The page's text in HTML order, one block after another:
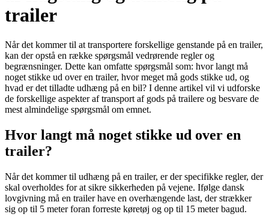
trailer
Når det kommer til at transportere forskellige genstande på en trailer,
kan der opstå en række spørgsmål vedrørende regler og
begrænsninger. Dette kan omfatte spørgsmål som: hvor langt må
noget stikke ud over en trailer, hvor meget må gods stikke ud, og
hvad er det tilladte udhæng på en bil? I denne artikel vil vi udforske
de forskellige aspekter af transport af gods på trailere og besvare de
mest almindelige spørgsmål om emnet.
Hvor langt må noget stikke ud over en
trailer?
Når det kommer til udhæng på en trailer, er der specifikke regler, der
skal overholdes for at sikre sikkerheden på vejene. Ifølge dansk
lovgivning må en trailer have en overhængende last, der strækker
sig op til 5 meter foran forreste køretøj og op til 15 meter bagud.